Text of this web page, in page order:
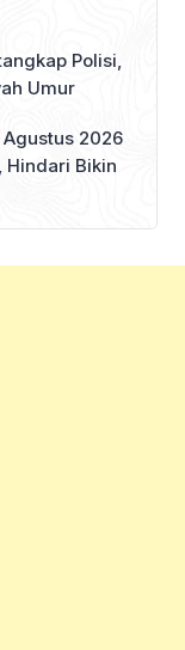
Polisi,
Umur
2026
Hindari Bikin